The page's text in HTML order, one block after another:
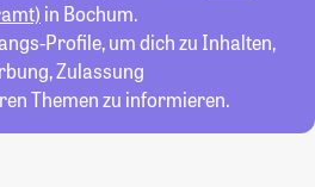
in Bochum.
Profile, um dich zu Inhalten,
Zulassung
Themen zu informieren.